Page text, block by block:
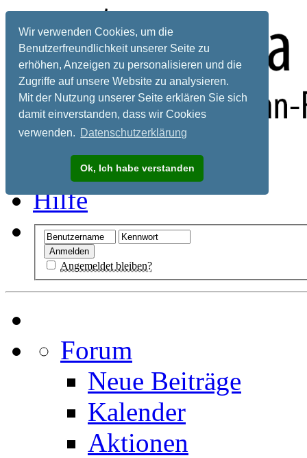
Wir verwenden Cookies, um die
Benutzerfreundlichkeit unserer Seite zu
erhöhen, Anzeigen zu personalisieren und die
Zugriffe auf unsere Website zu analysieren.
Mit der Nutzung unserer Seite erklären Sie sich
damit einverstanden, dass wir Cookies
verwenden. Datenschutzerklärung
Ok, Ich habe verstanden
Registrieren
Hilfe
Angemeldet bleiben?
Forum
Neue Beiträge
Kalender
Aktionen